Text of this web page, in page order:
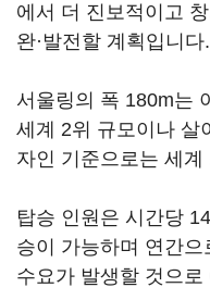
에서 더 진보적이고
완·발전할 계획입니다.
서울링의 폭 180m는
세계 2위 규모이나 살
자인 기준으로는 세
탑승 인원은 시간당
승이 가능하며 연간
수요가 발생할 것으로